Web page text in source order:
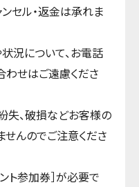
セル・返金は承れま
況について、お電話
わせはご遠慮くださ
失、破損などお客様の
せんのでご注意くださ
ト参加券］が必要で